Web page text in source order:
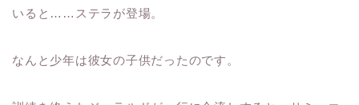
いると……ステラが登場。
なんと少年は彼女の子供だったのです。